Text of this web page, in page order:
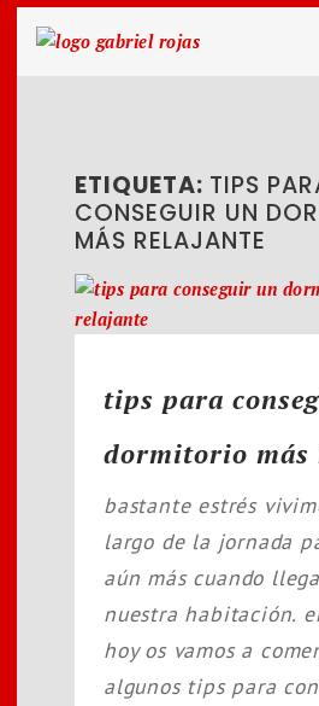
saltar
ETIQUETA: TIPS
CONSEGUIR UN
MÁS RELAJANTE
tips para
dormitorio más
bastante estrés
largo de la jornada
aún más cuando
nuestra habitación.
hoy os vamos a
algunos tips para